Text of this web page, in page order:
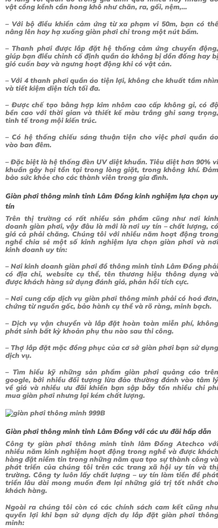
vật cồng kềnh cần hong khô như chăn, ra, gối, nệm,…
– Với bộ điều khiển cảm ứng từ xa phạm vi 50m, bạn có thể
nâng lên hay hạ xuống giàn phơi chỉ trong một nút bấm.
– Thanh phơi được lắp đặt hệ thống cảm ứng chuyển động,
giúp bạn điều chỉnh cố định quần áo không bị dồn đống hay bị
gió cuốn bay và ngưng hoạt động khi có vật cản.
– Với 4 thanh phơi quần áo tiện lợi, không che khuất tầm nhìn
và tiết kiệm diện tích tối đa.
– Được chế tạo bằng hợp kim nhôm cao cấp không gỉ, có độ
bền cao với thời gian và thiết kế màu trắng ghi sang trọng,
tinh tế trong mội kiến trúc.
– Có hệ thống chiếu sáng thuận tiện cho việc phơi quần áo
vào ban đêm.
– Đặc biệt là hệ thống đèn UV diệt khuẩn. Tiêu diệt hơn 90% vi
khuẩn gây hại tồn tại trong lòng giặt, trong không khí. Đảm
bảo sức khỏe cho các thành viên trong gia đình.
Giàn phơi thông minh tỉnh Lâm Đồng kinh nghiệm lựa chọn uy
tín
Trên thị trường có rất nhiều sản phẩm cũng như nơi kinh
doanh giàn phơi, vậy đâu là mới là nơi uy tín – chất lượng, có
giá cả phải chăng. Chúng tôi với nhiều năm hoạt động trong
nghề chia sẻ một số kinh nghiệm lựa chọn giàn phơi và nơi
kinh doanh uy tín:
– Nơi kinh doanh giàn phơi đồ thông minh tỉnh Lâm Đồng phải
có địa chỉ, website cụ thể, tên thương hiệu thông dụng và
được khách hàng sử dụng đánh giá, phản hồi tích cực.
– Nơi cung cấp dịch vụ giàn phơi thông minh phải có hoá đơn,
chứng từ nguồn gốc, bảo hành cụ thể và rõ ràng, minh bạch.
– Dịch vụ vận chuyển và lắp đặt hoàn toàn miễn phí, không
phát sinh bất kỳ khoản phụ thu nào sau thi công.
– Thợ lắp đặt mặc đồng phục của cơ sở giàn phơi bạn sử dụng
dịch vụ.
– Tìm hiểu kỹ những sản phẩm giàn phơi quảng cáo trên
google, bởi nhiều đối tượng lừa đảo thường đánh vào tâm lý
về giá và nhiều ưu đãi khiến bạn sập bẫy tốn nhiều chi phí
mua giàn phơi nhưng lại kém chất lượng.
Giàn phơi thông minh tỉnh Lâm Đồng với các ưu đãi hấp dẫn
Công ty giàn phơi thông minh tỉnh lâm Đồng Atechco với
nhiều năm kinh nghiệm hoạt động trong nghề và được khách
hàng đặt niềm tin trong những năm qua tạo sự thành công và
phát triển của chúng tôi trên các trang xã hội uy tín và thị
trường. Công ty luôn lấy chất lượng – uy tín làm tiền đề phát
triển lâu dài mong muốn đem lại những giá trị tốt nhất cho
khách hàng.
Ngoài ra chúng tôi còn có các chính sách cam kết cũng như
quyền lợi khi bạn sử dụng dịch dụ lắp đặt giàn phơi thông
minh: